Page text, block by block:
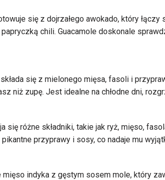
się z dojrzałego awokado, który łączy
chili. Guacamole doskonale
się z mielonego mięsa, fasoli i
niż zupę. Jest idealne na chłodne dni,
się różne składniki, takie jak ryż, mięso,
przyprawy i sosy, co nadaje mu
indyka z gęstym sosem mole, który